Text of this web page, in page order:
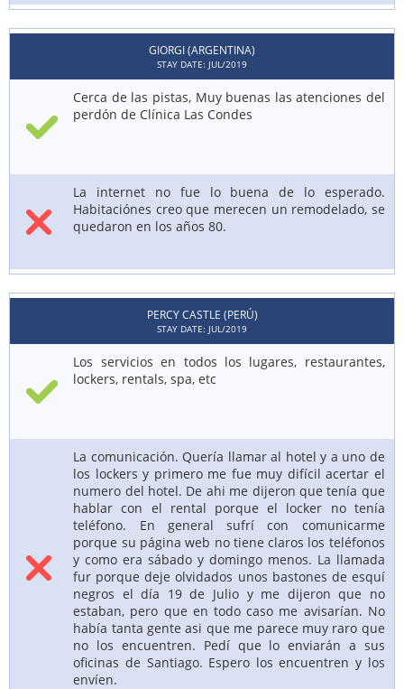
GIORGI (ARGENTINA)
STAY DATE: JUL/2019
Cerca de las pistas, Muy buenas las atenciones del
perdón de Clínica Las Condes
La internet no fue lo buena de lo esperado.
Habitaciónes creo que merecen un remodelado, se
quedaron en los años 80.
PERCY CASTLE (PERÚ)
STAY DATE: JUL/2019
Los servicios en todos los lugares, restaurantes,
lockers, rentals, spa, etc
La comunicación. Quería llamar al hotel y a uno de
los lockers y primero me fue muy difícil acertar el
numero del hotel. De ahi me dijeron que tenía que
hablar con el rental porque el locker no tenía
teléfono. En general sufrí con comunicarme
porque su página web no tiene claros los teléfonos
y como era sábado y domingo menos. La llamada
fur porque deje olvidados unos bastones de esquí
negros el día 19 de Julio y me dijeron que no
estaban, pero que en todo caso me avisarían. No
había tanta gente asi que me parece muy raro que
no los encuentren. Pedí que lo enviarán a sus
oficinas de Santiago. Espero los encuentren y los
envíen.